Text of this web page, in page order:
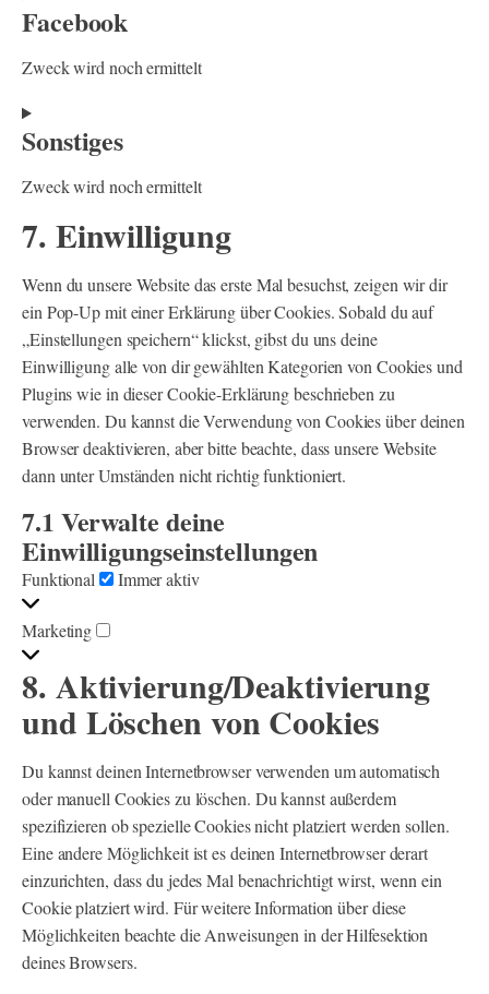
to
complianz
Facebook
Zweck wird noch ermittelt
Consent
to
facebook
Sonstiges
Zweck wird noch ermittelt
Consent
service
sonstiges
7. Einwilligung
Wenn du unsere Website das erste Mal besuchst, zeigen wir dir
ein Pop-Up mit einer Erklärung über Cookies. Sobald du auf
„Einstellungen speichern“ klickst, gibst du uns deine
Einwilligung alle von dir gewählten Kategorien von Cookies und
Plugins wie in dieser Cookie-Erklärung beschrieben zu
verwenden. Du kannst die Verwendung von Cookies über deinen
Browser deaktivieren, aber bitte beachte, dass unsere Website
dann unter Umständen nicht richtig funktioniert.
7.1 Verwalte deine
Einwilligungseinstellungen
Funktional Funktional
Immer aktiv
Marketing Marketing
8. Aktivierung/Deaktivierung
und Löschen von Cookies
Du kannst deinen Internetbrowser verwenden um automatisch
oder manuell Cookies zu löschen. Du kannst außerdem
spezifizieren ob spezielle Cookies nicht platziert werden sollen.
Eine andere Möglichkeit ist es deinen Internetbrowser derart
einzurichten, dass du jedes Mal benachrichtigt wirst, wenn ein
Cookie platziert wird. Für weitere Information über diese
Möglichkeiten beachte die Anweisungen in der Hilfesektion
deines Browsers.